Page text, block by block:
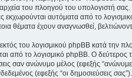
του πλοηγού του υπολογιστή
αυτόματα από το
θέματα έχουν αναγνωσθεί,
του λογισμικού phpBB κατά την
από το λογισμικό phpBB. Ο
σαν ανώνυμο μέλος (εφεξής
(εφεξής “οι δημοσιεύσεις σας”).